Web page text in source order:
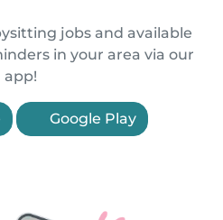
jobs and available
in your area via our
app!
Google Play